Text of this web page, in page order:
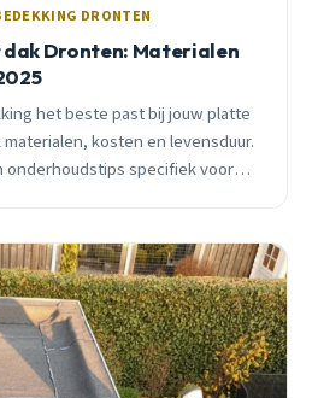
DRONTEN
Dronten: Materialen
het beste past bij jouw platte
kosten en levensduur.
onderhoudstips specifiek voor